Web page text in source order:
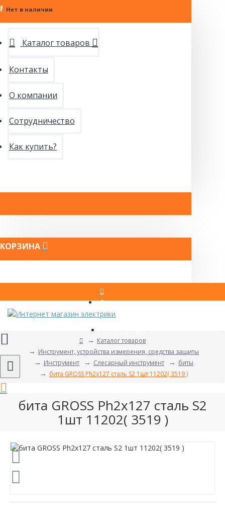
МЕНЮ
Каталог товаров
Контакты
О компании
Сотрудничество
Как купить?
КОРЗИНА
Вход
Каталог товаров
Инструмент, устройства измерения, средства защиты
Инструмент
Слесарный инструмент
биты
бита GROSS Ph2х127 сталь S2 1шт 11202( 3519 )
бита GROSS Ph2х127 сталь S2
1шт 11202( 3519 )
Нет в наличии